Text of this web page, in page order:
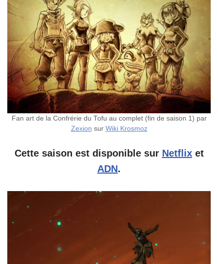
Fan art de la Confrérie du Tofu au complet (fin de saison 1) par
Zexion sur Wiki Krosmoz
Cette saison est disponible sur Netflix et
ADN.